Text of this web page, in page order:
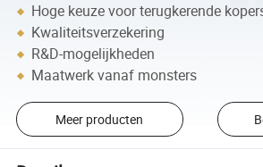
Hoge keuze voor terugkerende
Kwaliteitsverzekering
R&D-mogelijkheden
Maatwerk vanaf monsters
Meer producten